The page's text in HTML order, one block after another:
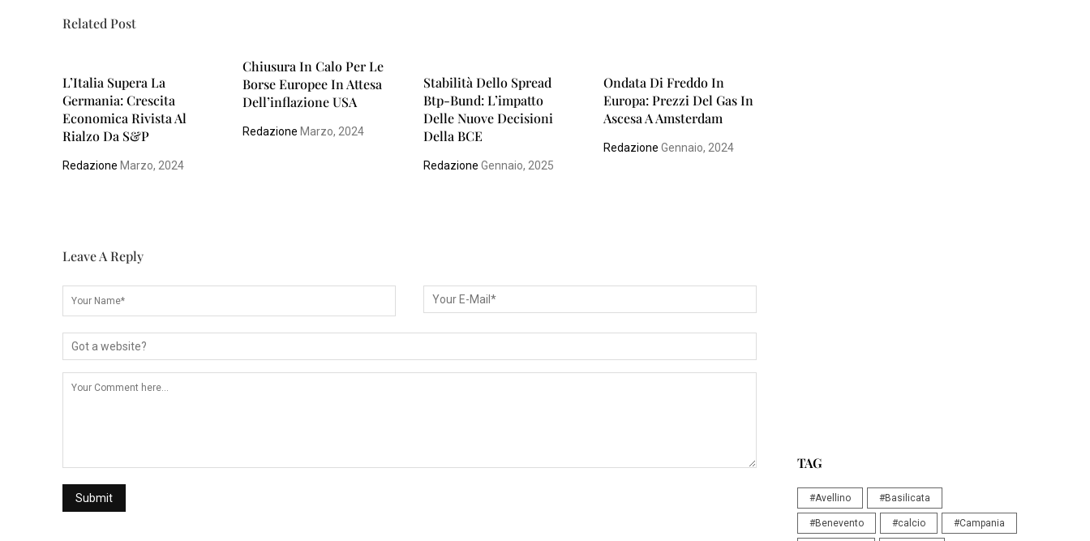
Related Post
L’Italia Supera La
Germania: Crescita
Economica Rivista Al
Rialzo Da S&P
Redazione Marzo, 2024
Chiusura In Calo Per Le
Borse Europee In Attesa
Dell’inflazione USA
Redazione Marzo, 2024
Stabilità Dello Spread
Btp-Bund: L’impatto
Delle Nuove Decisioni
Della BCE
Redazione Gennaio, 2025
Ondata Di Freddo In
Europa: Prezzi Del Gas In
Ascesa A Amsterdam
Redazione Gennaio, 2024
Leave A Reply
TAG
#Avellino #Basilicata
#Benevento #calcio #Campania